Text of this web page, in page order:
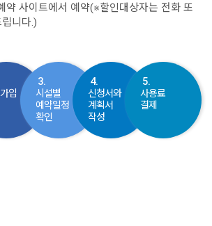
약 사이트에서 예약(※할인대상자는 전화 또
니다.)
입
3.
시설별
예약일정
확인
4.
신청서와
계획서
작성
5.
사용료
결제